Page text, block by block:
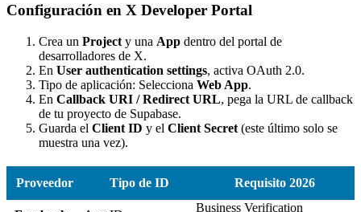
Configuración en X Developer Portal
Crea un Project y una App dentro del portal de
desarrolladores de X.
En User authentication settings, activa OAuth 2.0.
Tipo de aplicación: Selecciona Web App.
En Callback URI / Redirect URL, pega la URL de callback
de tu proyecto de Supabase.
Guarda el Client ID y el Client Secret (este último solo se
muestra una vez).
Proveedor Tipo de ID Requisito 2026
Business Verification